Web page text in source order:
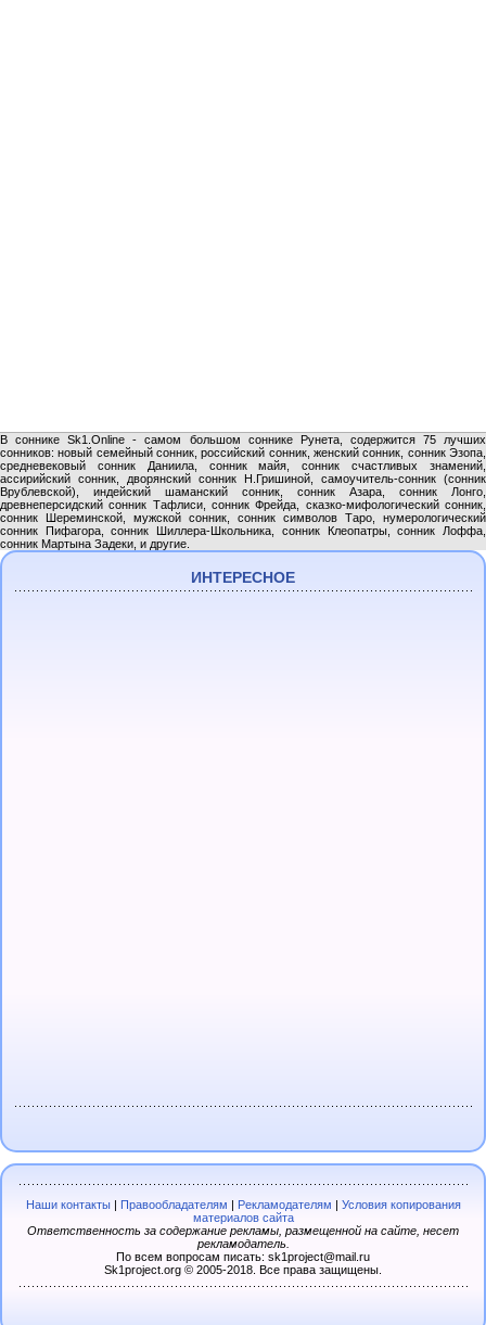
В соннике Sk1.Online - самом большом соннике Рунета, содержится 75 лучших
сонников: новый семейный сонник, российский сонник, женский сонник, сонник Эзопа,
средневековый сонник Даниила, сонник майя, сонник счастливых знамений,
ассирийский сонник, дворянский сонник Н.Гришиной, самоучитель-сонник (сонник
Врублевской), индейский шаманский сонник, сонник Азара, сонник Лонго,
древнеперсидский сонник Тафлиси, сонник Фрейда, сказко-мифологический сонник,
сонник Шереминской, мужской сонник, сонник символов Таро, нумерологический
сонник Пифагора, сонник Шиллера-Школьника, сонник Клеопатры, сонник Лоффа,
сонник Мартына Задеки, и другие.
ИНТЕРЕСНОЕ
Наши контакты| Правообладателям Рекламодателям
Условия копирования
материалов сайта
Ответственность за содержание рекламы, размещенной на сайте, несет
рекламодатель.
По всем вопросам писать: sk1project@mail.ru
Sk1project.org © 2005-2018. Все права защищены.